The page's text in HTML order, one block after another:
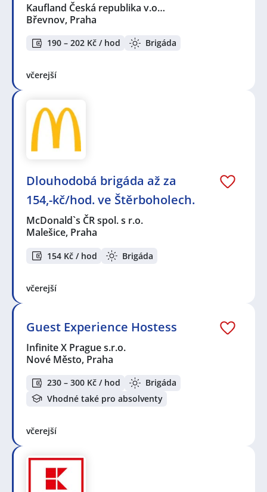
Kaufland Česká republika v.o…
Břevnov, Praha
190 – 202 Kč / hod Brigáda
včerejší
Dlouhodobá brigáda až za
154,-kč/hod. ve Štěrboholech.
McDonald`s ČR spol. s r.o.
Malešice, Praha
154 Kč / hod Brigáda
včerejší
Guest Experience Hostess
Infinite X Prague s.r.o.
Nové Město, Praha
230 – 300 Kč / hod
Brigáda
Vhodné také pro absolventy
včerejší